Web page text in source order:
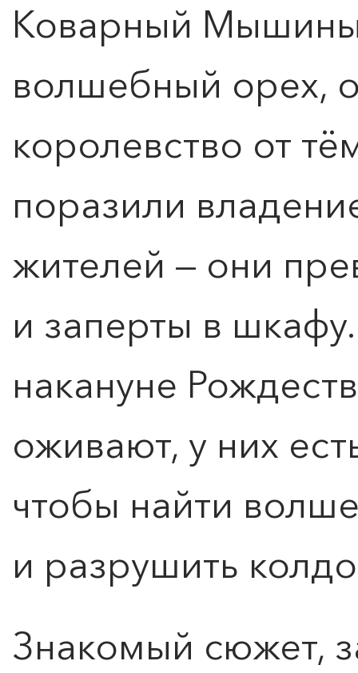
Коварный
волшебный орех,
королевство от
поразили
жителей — они
и заперты в
накануне
оживают, у них
чтобы найти
и разрушить
Знакомый сюжет,
КУПИТЬ БИЛЕТ